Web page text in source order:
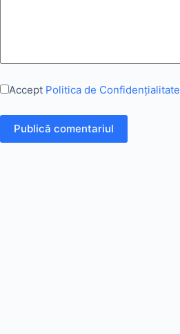
Accept Politica de Confidențialitate
Publică comentariul